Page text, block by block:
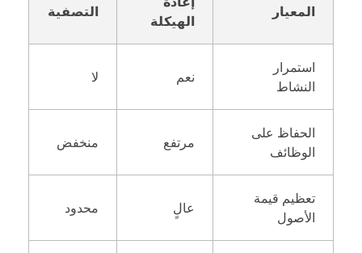
المعيار
الهيكلة
التصفية
استمرار
النشاط
نعم لا
الحفاظ على
الوظائف
مرتفع منخفض
تعظيم قيمة
الأصول
عالٍ محدود